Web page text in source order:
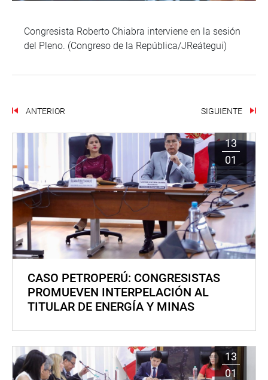
Congresista Roberto Chiabra interviene en la sesión
del Pleno. (Congreso de la República/JReátegui)
ANTERIOR SIGUIENTE
13
01
CASO PETROPERÚ: CONGRESISTAS
PROMUEVEN INTERPELACIÓN AL
TITULAR DE ENERGÍA Y MINAS
13
01